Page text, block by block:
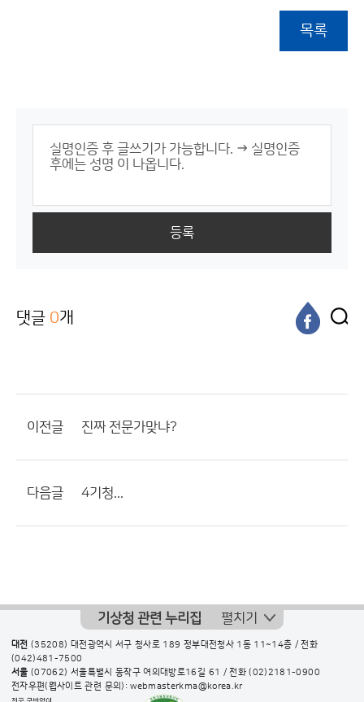
목록
등록
댓글 0개
이전글 진짜 전문가맞냐?
다음글 4기청...
기상청 관련 누리집 펼치기
대전 (35208) 대전광역시 서구 청사로 189 정부대전청사 1동 11~14층 / 전화
(042)481-7500
서울 (07062) 서울특별시 동작구 여의대방로16길 61 / 전화(02)2181-0900
전자우편(웹사이트 관련 문의): webmasterkma@korea.kr